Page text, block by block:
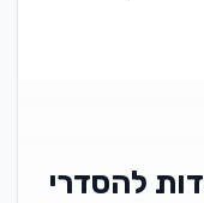
להסדרי